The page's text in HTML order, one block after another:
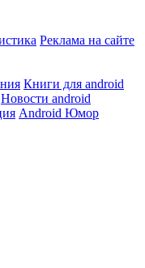
Реклама на сайте
Книги для android
Новости android
Android Юмор